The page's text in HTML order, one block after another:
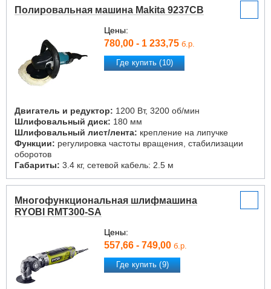
Полировальная машина Makita 9237CB
Цены:
780,00 - 1 233,75 б.р.
Где купить (10)
Двигатель и редуктор: 1200 Вт, 3200 об/мин
Шлифовальный диск: 180 мм
Шлифовальный лист/лента: крепление на липучке
Функции: регулировка частоты вращения, стабилизации
оборотов
Габариты: 3.4 кг, сетевой кабель: 2.5 м
Многофункциональная шлифмашина
RYOBI RMT300-SA
Цены:
557,66 - 749,00 б.р.
Где купить (9)